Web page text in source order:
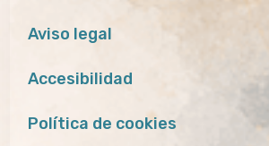
Aviso legal
Accesibilidad
Política de cookies